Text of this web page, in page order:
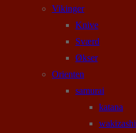
Vikinger
Knive
Sværd
Økser
Orienten
samurai
katana
wakizashi